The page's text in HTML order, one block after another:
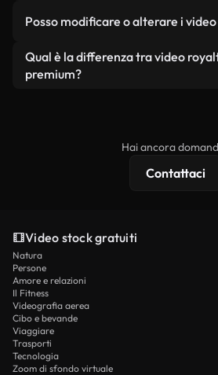
condizione che non si
reali o generati dall'intelligenza
filigrane. Avrai a disposizione
all'uso.
Posso modificare o alterare i
Sì. Siete liberi di tagliare,
nostri video. Assicuratevi solo
Qual è la differenza tra video
premium?
Hai ancora
Contattaci
Video stock gratuiti
Natura
Persone
Amore e relazioni
Il Fitness
Videografia aerea
Cibo e bevande
Viaggiare
Trasporti
Tecnologia
Zoom di sfondo virtuale